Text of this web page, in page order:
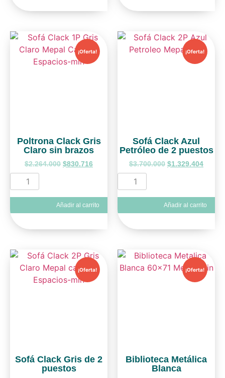
¡Oferta!
Poltrona Clack Gris
Claro sin brazos
$2.264.000 $830.716
Añadir al carrito
¡Oferta!
Sofá Clack Azul
Petróleo de 2 puestos
$3.700.000 $1.329.404
Añadir al carrito
¡Oferta!
Sofá Clack Gris de 2
puestos
¡Oferta!
Biblioteca Metálica
Blanca